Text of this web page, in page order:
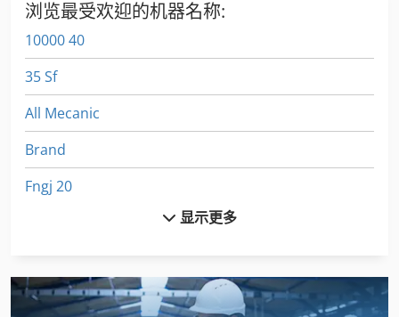
浏览最受欢迎的机器名称:
10000 40
35 Sf
All Mecanic
Brand
Fngj 20
Meh 5 2 1 8 B
显示更多